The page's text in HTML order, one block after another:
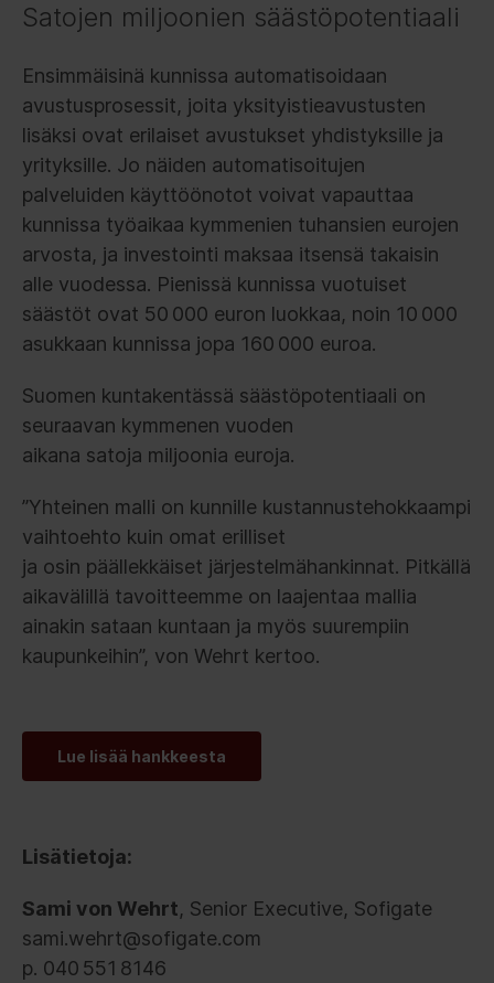
Satojen miljoonien säästöpotentiaali
Ensimmäisinä kunnissa automatisoidaan
avustusprosessit, joita yksityistieavustusten
lisäksi ovat erilaiset avustukset yhdistyksille ja
yrityksille. Jo näiden automatisoitujen
palveluiden käyttöönotot voivat vapauttaa
kunnissa työaikaa kymmenien tuhansien eurojen
arvosta, ja investointi maksaa itsensä takaisin
alle vuodessa. Pienissä kunnissa vuotuiset
säästöt ovat 50 000 euron luokkaa, noin 10 000
asukkaan kunnissa jopa 160 000 euroa.
Suomen kuntakentässä säästöpotentiaali on
seuraavan kymmenen vuoden
aikana satoja miljoonia euroja.
”Yhteinen malli on kunnille kustannustehokkaampi
vaihtoehto kuin omat erilliset
ja osin päällekkäiset järjestelmähankinnat. Pitkällä
aikavälillä tavoitteemme on laajentaa mallia
ainakin sataan kuntaan ja myös suurempiin
kaupunkeihin”, von Wehrt kertoo.
Lue lisää hankkeesta
Lisätietoja:
Sami von Wehrt, Senior Executive, Sofigate
sami.wehrt@sofigate.com
p. 040 551 8146